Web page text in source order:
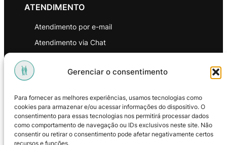
Gerenciar o consentimento
Para fornecer as melhores experiências, usamos tecnologias como
cookies para armazenar e/ou acessar informações do dispositivo. O
consentimento para essas tecnologias nos permitirá processar dados
como comportamento de navegação ou IDs exclusivos neste site. Não
consentir ou retirar o consentimento pode afetar negativamente certos
recursos e funções.
ATENDIMENTO
Atendimento por e-mail
Atendimento via Chat
Política de Privacidade
Política de Troca e Devoluções
Política de Reembolso